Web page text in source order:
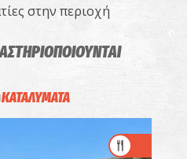
στην περιοχή
ΚΑΤΑΛΥΜΑΤΑ